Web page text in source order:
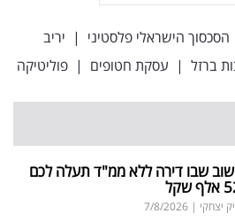
הסכסוך הישראלי פלסטיני | יריב
ברזל | עסקת חטופים | פוליטיקה
שבו דירה ללא ממ"ד תעלה לכם
יצחקי |
7/8/2026